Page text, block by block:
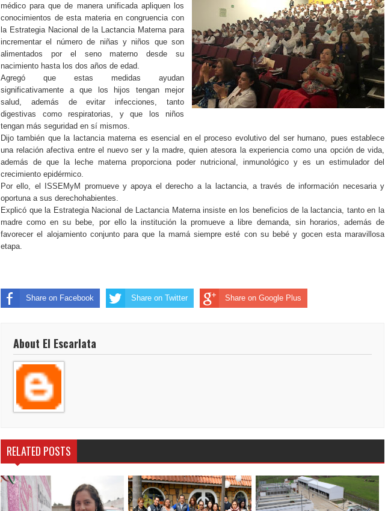
médico para que de manera unificada apliquen los
conocimientos de esta materia en congruencia con
la Estrategia Nacional de la Lactancia Materna para
incrementar el número de niñas y niños que son
alimentados por el seno materno desde su
nacimiento hasta los dos años de edad.
Agregó que estas medidas ayudan
significativamente a que los hijos tengan mejor
salud, además de evitar infecciones, tanto
digestivas como respiratorias, y que los niños
tengan más seguridad en sí mismos.
Dijo también que la lactancia materna es esencial en el proceso evolutivo del ser humano, pues establece
una relación afectiva entre el nuevo ser y la madre, quien atesora la experiencia como una opción de vida,
además de que la leche materna proporciona poder nutricional, inmunológico y es un estimulador del
crecimiento epidérmico.
Por ello, el ISSEMyM promueve y apoya el derecho a la lactancia, a través de información necesaria y
oportuna a sus derechohabientes.
Explicó que la Estrategia Nacional de Lactancia Materna insiste en los beneficios de la lactancia, tanto en la
madre como en su bebe, por ello la institución la promueve a libre demanda, sin horarios, además de
favorecer el alojamiento conjunto para que la mamá siempre esté con su bebé y gocen esta maravillosa
etapa.
Share on Facebook Share on Twitter Share on Google Plus
About El Escarlata
RELATED POSTS